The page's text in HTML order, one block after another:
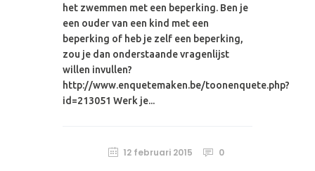
het zwemmen met een beperking. Ben je
een ouder van een kind met een
beperking of heb je zelf een beperking,
zou je dan onderstaande vragenlijst
willen invullen?
http://www.enquetemaken.be/toonenquete.php?
id=213051 Werk je...
12 februari 2015 0